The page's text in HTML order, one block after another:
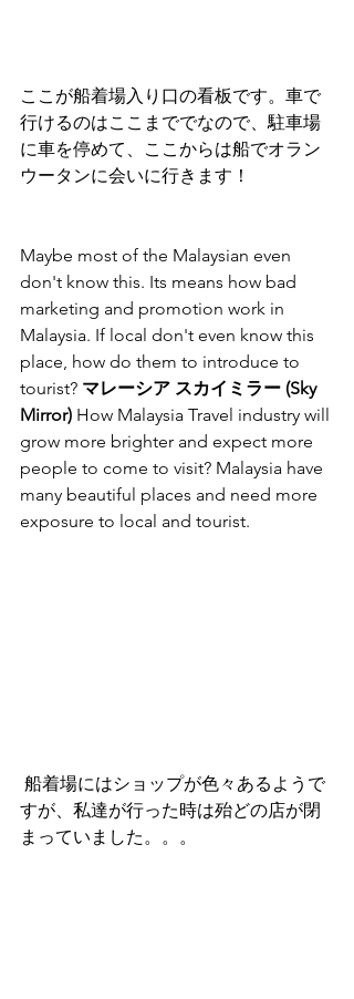
ここが船着場入り口の看板です。車で
行けるのはここまででなので、駐車場
に車を停めて、ここからは船でオラン
ウータンに会いに行きます！
Maybe most of the Malaysian even
don't know this. Its means how bad
marketing and promotion work in
Malaysia. If local don't even know this
place, how do them to introduce to
tourist? マレーシア スカイミラー (Sky
Mirror) How Malaysia Travel industry will
grow more brighter and expect more
people to come to visit? Malaysia have
many beautiful places and need more
exposure to local and tourist.
すが、私達が行った時は殆どの店が閉
まっていました。。。